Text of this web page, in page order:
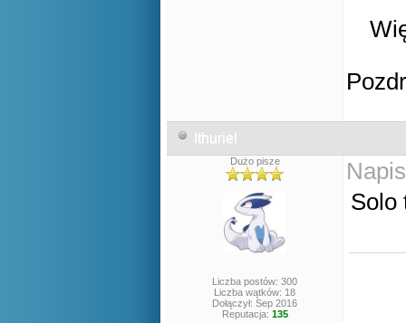
Ithuriel
Dużo pisze
Liczba postów: 300
Liczba wątków: 18
Dołączył: Sep 2016
Reputacja: 135
Solo